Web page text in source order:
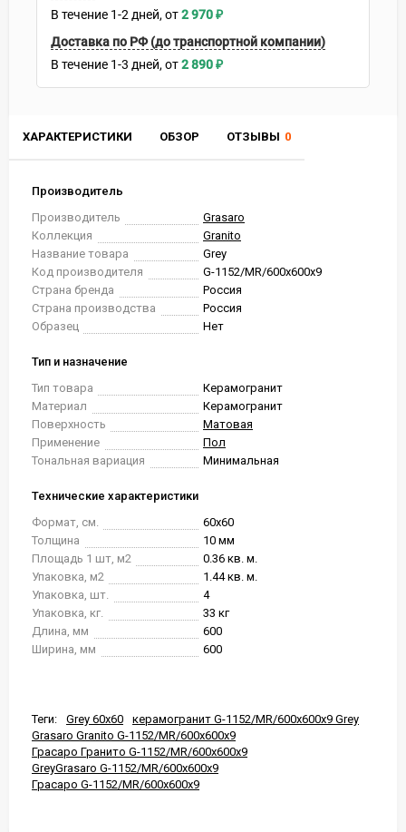
ХАРАКТЕРИСТИКИ ОБЗОР ОТЗЫВЫ 0
Производитель
Производитель
Grasaro
Коллекция
Granito
Название товара
Grey
Код производителя
G-1152/MR/600x600x9
Страна бренда
Россия
Страна производства
Россия
Образец
Нет
Тип и назначение
Тип товара
Керамогранит
Материал
Керамогранит
Поверхность
Матовая
Применение
Пол
Тональная вариация
Минимальная
Технические характеристики
Формат, см.
60x60
Толщина
10 мм
Площадь 1 шт, м2
0.36 кв. м.
Упаковка, м2
1.44 кв. м.
Упаковка, шт.
4
Упаковка, кг.
33 кг
Длина, мм
600
Ширина, мм
600
Теги: Grey 60x60
керамогранит G-1152/MR/600x600x9 Grey
Grasaro Granito G-1152/MR/600x600x9
Грасаро Гранито G-1152/MR/600x600x9
GreyGrasaro G-1152/MR/600x600x9
Грасаро G-1152/MR/600x600x9
В течение 1-2 дней 2 970₽
Доставка по РФ (до транспортной компании)
В течение 1-3 дней 2 890₽